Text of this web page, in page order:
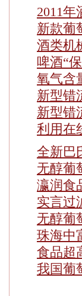
2011年
新款葡
酒类机
啤酒“
氧气含
新型错
新型错
利用在
全新巴
无醇葡
瀛润食
实言过
无醇葡
珠海中
食品超
我国葡